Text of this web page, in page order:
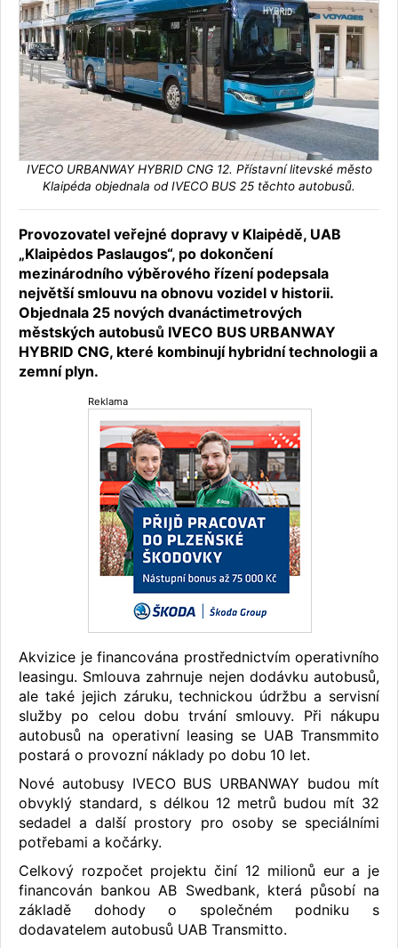
IVECO URBANWAY HYBRID CNG 12. Přístavní litevské město
Klaipéda objednala od IVECO BUS 25 těchto autobusů.
Provozovatel veřejné dopravy v Klaipėdě, UAB
„Klaipėdos Paslaugos“, po dokončení
mezinárodního výběrového řízení podepsala
největší smlouvu na obnovu vozidel v historii.
Objednala 25 nových dvanáctimetrových
městských autobusů IVECO BUS URBANWAY
HYBRID CNG, které kombinují hybridní technologii a
zemní plyn.
Reklama
Akvizice je financována prostřednictvím operativního
leasingu. Smlouva zahrnuje nejen dodávku autobusů,
ale také jejich záruku, technickou údržbu a servisní
služby po celou dobu trvání smlouvy. Při nákupu
autobusů na operativní leasing se UAB Transmmito
postará o provozní náklady po dobu 10 let.
Nové autobusy IVECO BUS URBANWAY budou mít
obvyklý standard, s délkou 12 metrů budou mít 32
sedadel a další prostory pro osoby se speciálními
potřebami a kočárky.
Celkový rozpočet projektu činí 12 milionů eur a je
financován bankou AB Swedbank, která působí na
základě dohody o společném podniku s
dodavatelem autobusů UAB Transmitto.